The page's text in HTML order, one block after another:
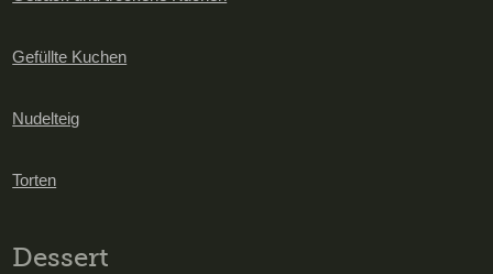
Gefüllte Kuchen
Nudelteig
Torten
Dessert